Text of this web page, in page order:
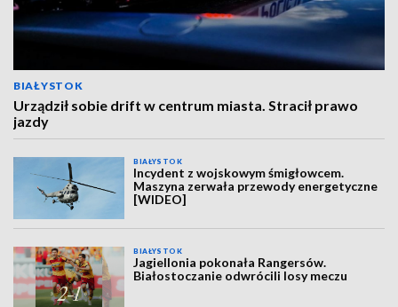
BIAŁYSTOK
Urządził sobie drift w centrum miasta. Stracił prawo
jazdy
BIAŁYSTOK
Incydent z wojskowym śmigłowcem.
Maszyna zerwała przewody energetyczne
[WIDEO]
BIAŁYSTOK
Jagiellonia pokonała Rangersów.
Białostoczanie odwrócili losy meczu